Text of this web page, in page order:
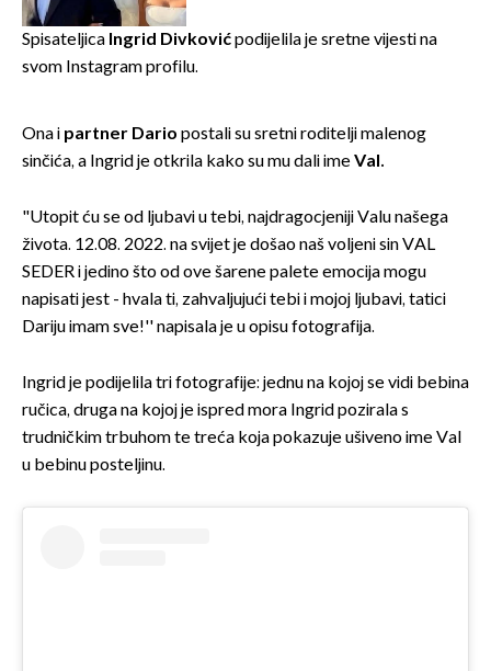
Spisateljica Ingrid Divkovićpodijelila je sretne vijesti na
svom Instagram profilu.
Ona i partner Dario postali su sretni roditelji malenog
sinčića, a Ingrid je otkrila kako su mu dali imeVal.
"Utopit ću se od ljubavi u tebi, najdragocjeniji Valu našega
života. 12.08. 2022. na svijet je došao naš voljeni sin VAL
SEDER i jedino što od ove šarene palete emocija mogu
napisati jest - hvala ti, zahvaljujući tebi i mojoj ljubavi, tatici
Dariju imam sve!'' napisala je u opisu fotografija.
Ingrid je podijelila tri fotografije: jednu na kojoj se vidi bebina
ručica, druga na kojoj je ispred mora Ingrid pozirala s
trudničkim trbuhom te treća koja pokazuje ušiveno ime Val
u bebinu posteljinu.